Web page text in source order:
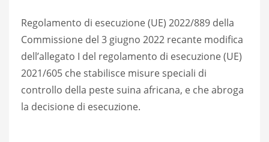
Regolamento di esecuzione (UE) 2022/889 della
Commissione del 3 giugno 2022 recante modifica
dell’allegato I del regolamento di esecuzione (UE)
2021/605 che stabilisce misure speciali di
controllo della peste suina africana, e che abroga
la decisione di esecuzione.